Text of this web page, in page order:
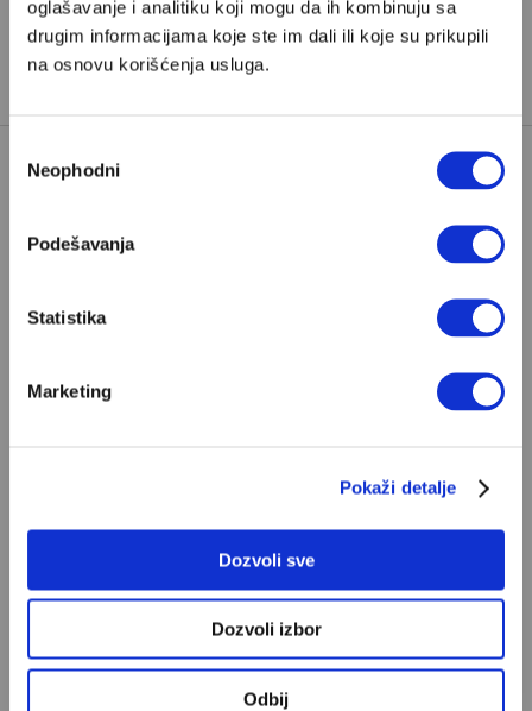
oglašavanje i analitiku koji mogu da ih kombinuju sa
drugim informacijama koje ste im dali ili koje su prikupili
na osnovu korišćenja usluga.
сагласности
Neophodni
Podešavanja
Statistika
Marketing
Pokaži detalje
Dozvoli sve
Dozvoli izbor
Odbij
STRANKA PRAVDE I RAZVOJA
TURSKA
POPULARNO
Od Dragoslava Mihailovića i Meše Selimovića,
Odisej je u stvari negativac
Umesto heroja Trojanskog rata dobili smo
antiratnog heroja koji, uviđajući svoje greške i